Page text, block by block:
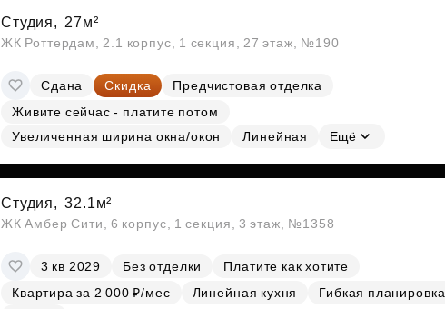
Студия, 27м²
ЖК Роттердам, 2.1 корпус, 1 секция, 27 этаж, №190
Сдана Скидка
Предчистовая отделка
Живите сейчас - платите потом
Увеличенная ширина окна/окон
Линейная Ещё
Студия, 32.1м²
ЖК Амбер Сити, 6 корпус, 1 секция, 3 этаж, №1358
3 кв 2029 Без отделки
Платите как хотите
Квартира за 2 000 ₽/мес
Линейная кухня
Гибкая планировка